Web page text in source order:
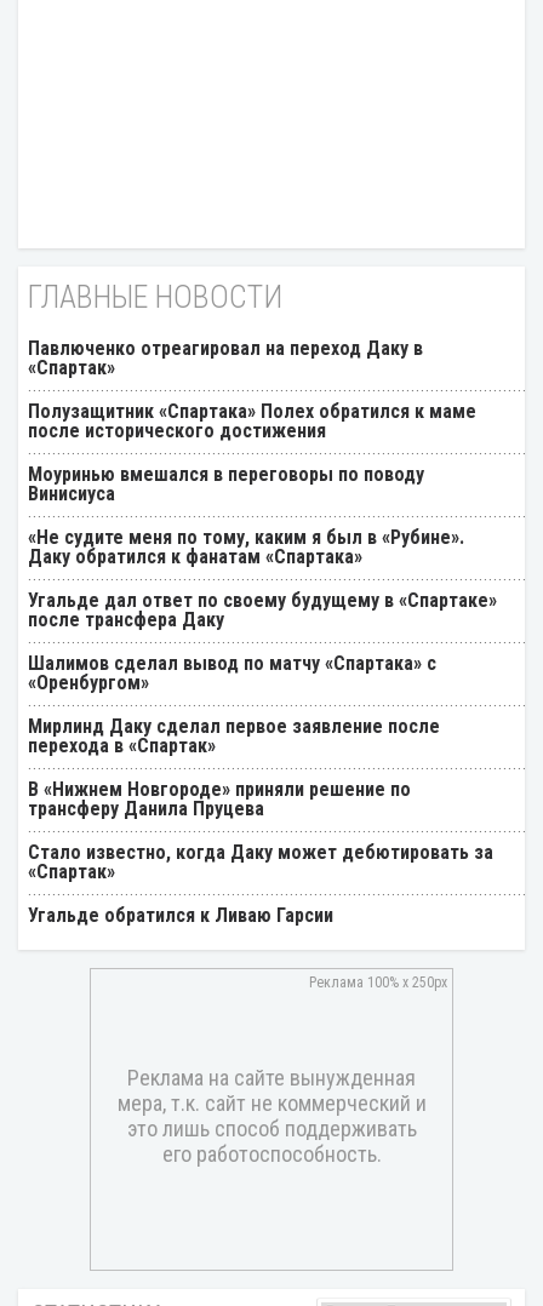
ГЛАВНЫЕ НОВОСТИ
Павлюченко отреагировал на переход Даку в
«Спартак»
Полузащитник «Спартака» Полех обратился к маме
после исторического достижения
Моуринью вмешался в переговоры по поводу
Винисиуса
«Не судите меня по тому, каким я был в «Рубине».
Даку обратился к фанатам «Спартака»
Угальде дал ответ по своему будущему в «Спартаке»
после трансфера Даку
Шалимов сделал вывод по матчу «Спартака» с
«Оренбургом»
Мирлинд Даку сделал первое заявление после
перехода в «Спартак»
В «Нижнем Новгороде» приняли решение по
трансферу Данила Пруцева
Стало известно, когда Даку может дебютировать за
«Спартак»
Угальде обратился к Ливаю Гарсии